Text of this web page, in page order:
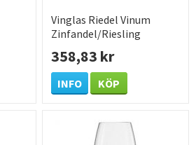
Vinglas Riedel Vinum
Zinfandel/Riesling
Ø79x210mm 40cl
358,83 kr
INFO KÖP